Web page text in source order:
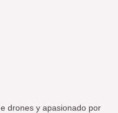
drones y apasionado por